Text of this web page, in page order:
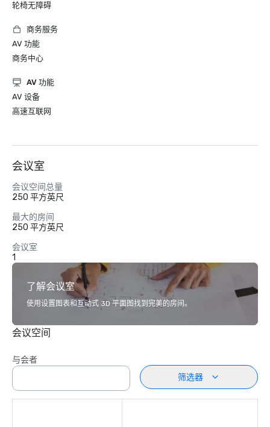
轮椅无障碍
商务服务
AV 功能
商务中心
AV 功能
AV 设备
高速互联网
会议室
会议空间总量
250 平方英尺
最大的房间
250 平方英尺
会议室
1
了解会议室
使用设置图表和互动式 3D 平面图找到完美的房间。
会议空间
与会者
筛选器